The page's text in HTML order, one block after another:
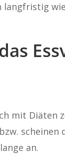
mit Diäten
an.